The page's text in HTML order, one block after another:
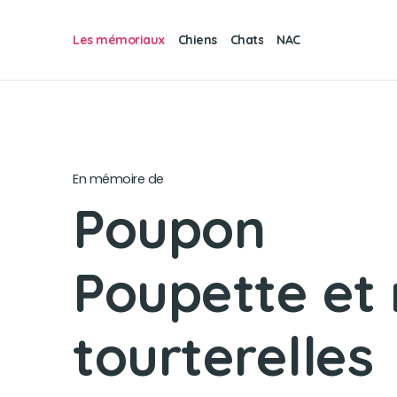
Les mémoriaux Chiens Chats NAC
En mémoire de
Poupon
Poupette et
tourterelles